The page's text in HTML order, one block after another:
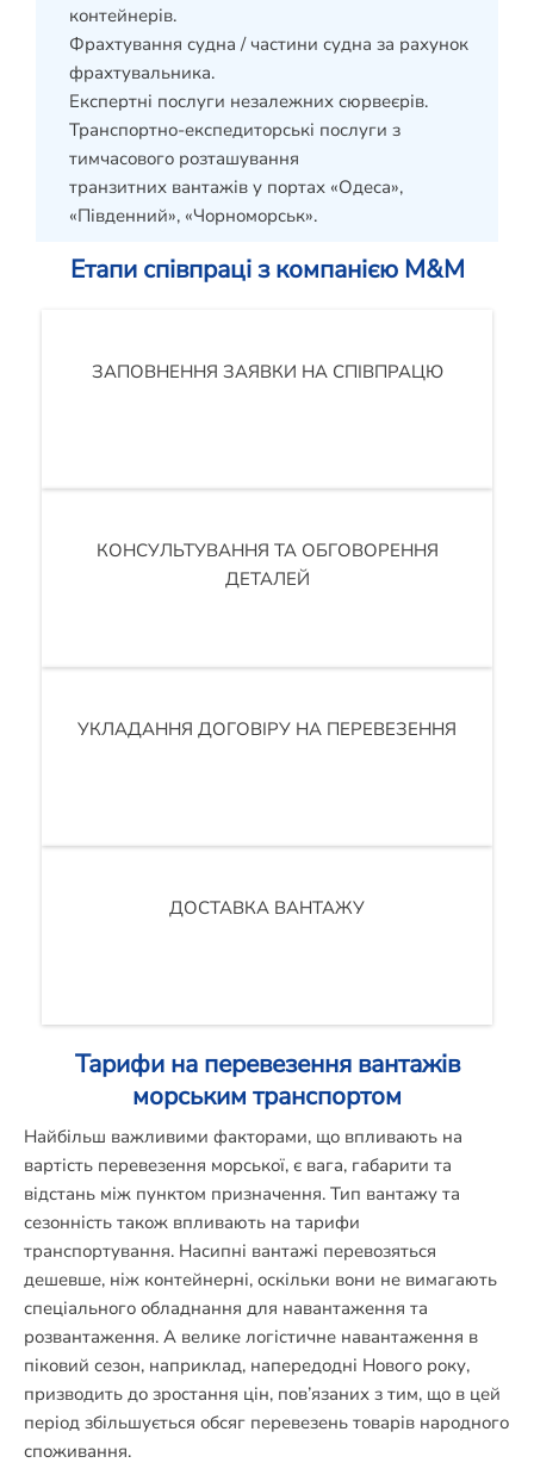
контейнерів.
Фрахтування судна / частини судна за рахунок
фрахтувальника.
Експертні послуги незалежних сюрвеєрів.
Транспортно-експедиторські послуги з
тимчасового розташування
транзитних вантажів у портах «Одеса»,
«Південний», «Чорноморськ».
Етапи співпраці з компанією M&M
ЗАПОВНЕННЯ ЗАЯВКИ НА СПІВПРАЦЮ
КОНСУЛЬТУВАННЯ ТА ОБГОВОРЕННЯ
ДЕТАЛЕЙ
УКЛАДАННЯ ДОГОВІРУ НА ПЕРЕВЕЗЕННЯ
ДОСТАВКА ВАНТАЖУ
Тарифи на перевезення вантажів
морським транспортом
Найбільш важливими факторами, що впливають на
вартість перевезення морської, є вага, габарити та
відстань між пунктом призначення. Тип вантажу та
сезонність також впливають на тарифи
транспортування. Насипні вантажі перевозяться
дешевше, ніж контейнерні, оскільки вони не вимагають
спеціального обладнання для навантаження та
розвантаження. А велике логістичне навантаження в
піковий сезон, наприклад, напередодні Нового року,
призводить до зростання цін, пов’язаних з тим, що в цей
період збільшується обсяг перевезень товарів народного
споживання.